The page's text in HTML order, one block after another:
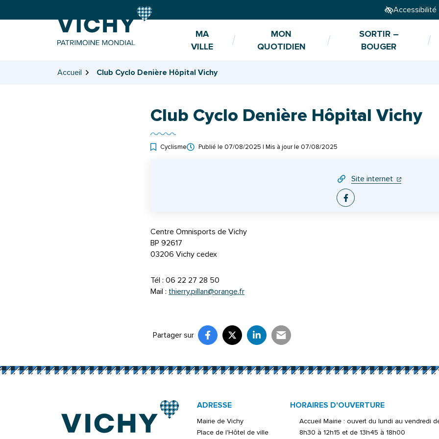
Accessibilité
MA
VILLE
MON
QUOTIDIEN
SORTIR –
BOUGER
Accueil Club Cyclo Denière Hôpital Vichy
Club Cyclo Denière Hôpital Vichy
Cyclisme Publié le 07/08/2025 | Mis à jour le 07/08/2025
Site internet (ouverture
(ouverture
Facebook
Centre Omnisports de Vichy
BP 92617
03206 Vichy cedex
Tél : 06 22 27 28 50
Mail : thierry.pillan@orange.fr
Partager sur Partager sur Facebook
(ouverture dans un nouvel onglet)
Partager sur X (Twitter)
(ouverture dans un nouvel onglet)
Partager sur LinkedIn
(ouverture dans un nouvel onglet)
Partager par e-mail
(ouverture dans un nouvel onglet)
ADRESSE
Mairie de Vichy
Place de l'Hôtel de ville
HORAIRES D'OUVERTURE
Accueil Mairie : ouvert du lundi au vendredi
8h30 à 12h15 et de 13h45 à 18h00